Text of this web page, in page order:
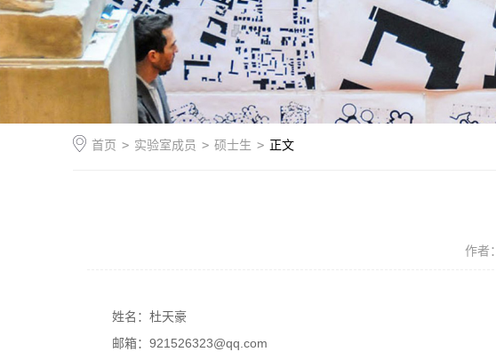
首页 > 实验室成员 > 硕士生 > 正文
作者：
姓名：杜天豪
邮箱：921526323@qq.com